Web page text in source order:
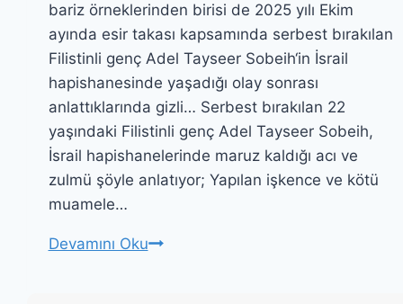
bariz örneklerinden birisi de 2025 yılı Ekim
ayında esir takası kapsamında serbest bırakılan
Filistinli genç Adel Tayseer Sobeih‘in İsrail
hapishanesinde yaşadığı olay sonrası
anlattıklarında gizli… Serbest bırakılan 22
yaşındaki Filistinli genç Adel Tayseer Sobeih,
İsrail hapishanelerinde maruz kaldığı acı ve
zulmü şöyle anlatıyor; Yapılan işkence ve kötü
muamele…
Devamını OkuBACAĞIMI